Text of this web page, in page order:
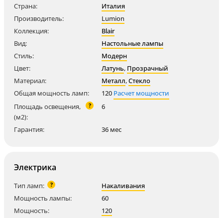
Страна:
Италия
Производитель:
Lumion
Коллекция:
Blair
Вид:
Настольные лампы
Стиль:
Модерн
Цвет:
Латунь, Прозрачный
Материал:
Металл,Стекло
Общая мощность ламп:
120 Расчет мощности
Площадь освещения,
(м2):
? 6
Гарантия: 36 мес
Электрика
Тип ламп: ?
Накаливания
Мощность лампы:
60
Мощность:
120